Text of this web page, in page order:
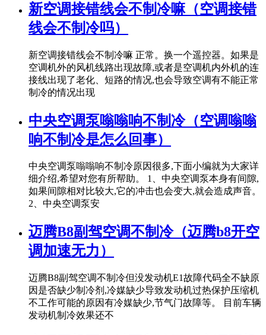
新空调接错线会不制冷嘛（空调接错
线会不制冷吗）
新空调接错线会不制冷嘛 正常。换一个遥控器。如果是
空调机外的风机线路出现故障,或者是空调机内外机的连
接线出现了老化、短路的情况,也会导致空调有不能正常
制冷的情况出现
中央空调泵嗡嗡响不制冷（空调嗡嗡
响不制冷是怎么回事）
中央空调泵嗡嗡响不制冷原因很多,下面小编就为大家详
细介绍,希望对您有所帮助。 1、中央空调泵本身有间隙,
如果间隙相对比较大,它的冲击也会变大,就会造成声音。
2、中央空调泵安
迈腾B8副驾空调不制冷（迈腾b8开空
调加速无力）
迈腾B8副驾空调不制冷但没发动机E1故障代码全不缺原
因是否缺少制冷剂,冷媒缺少导致发动机过热保护压缩机
不工作可能的原因有冷媒缺少,节气门故障等。 目前车辆
发动机制冷效果还不